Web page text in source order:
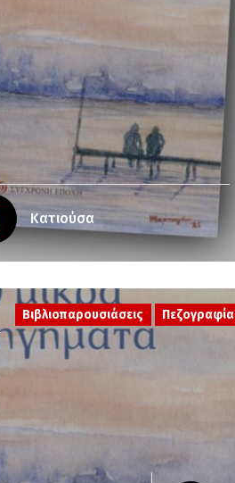
Κατιούσα
Βιβλιοπαρουσιάσεις Πεζογραφία